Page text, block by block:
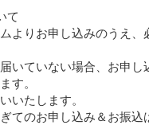
て
よりお申し込みのうえ
いていない場合、お申
す。
いたします。
てのお申し込み＆お振